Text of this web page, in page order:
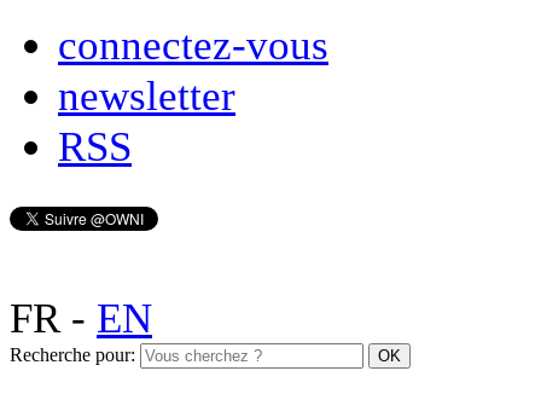
connectez-vous
newsletter
RSS
FR- EN
Recherche pour: